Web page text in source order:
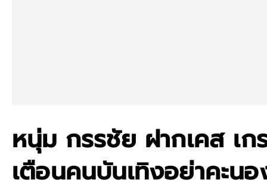
หนุ่ม กรรชัย ฝากเคส เก
เตือนคนบันเทิงอย่าคะน